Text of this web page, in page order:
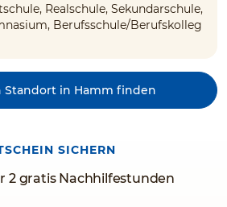
Realschule, Sekundarschule,
Berufsschule/Berufskolleg
Standort in Hamm finden
SICHERN
2 gratis Nachhilfestunden